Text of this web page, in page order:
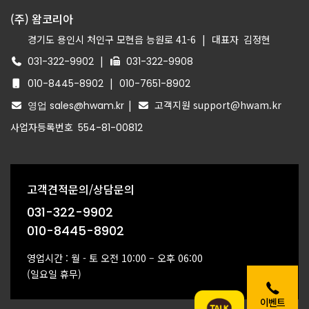
이벤트
(주) 왐코리아
경기도 용인시 처인구 모현읍 능원로 41-6 | 대표자 김정현
031-322-9902 |
031-322-9908
010-8445-8902 | 010-7651-8902
영업 sales@hwam.kr |
고객지원 support@hwam.kr
사업자등록번호 554-81-00812
고객견적문의/상담문의
031-322-9902
010-8445-8902
영업시간 : 월 - 토 오전 10:00 – 오후 06:00
(일요일 휴무)